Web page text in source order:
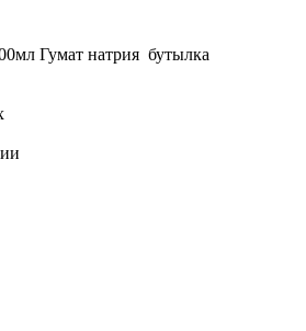
Гумат натрия бутылка